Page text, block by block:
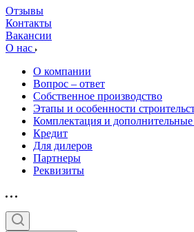
Отзывы
Контакты
Вакансии
О нас
О компании
Вопрос – ответ
Собственное производство
Этапы и особенности
Комплектация и
Кредит
Для дилеров
Партнеры
Реквизиты